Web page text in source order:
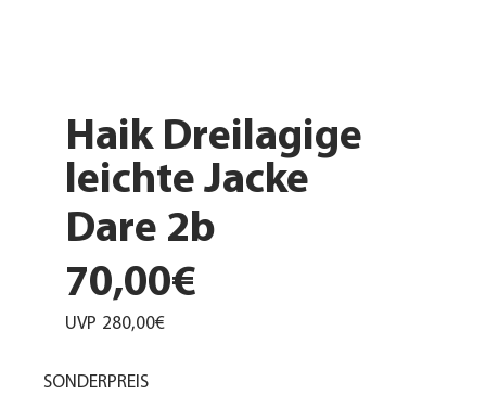
Haik Dreilagige
leichte Jacke
Dare 2b
70,00€
UVP 280,00€
SONDERPREIS